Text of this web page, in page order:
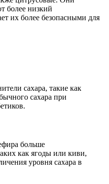
более низкий
их более безопасными для
сахара, такие как
сахара при
больше
как ягоды или киви,
уровня сахара в